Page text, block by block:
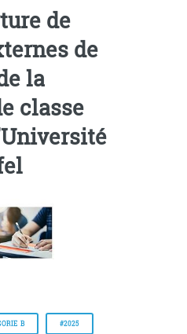
de
de
la
classe
B #2025